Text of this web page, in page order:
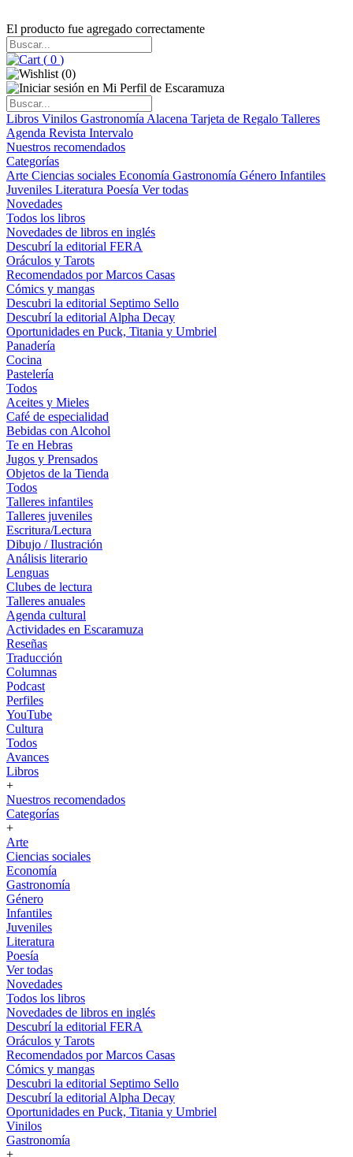
El producto fue agregado correctamente
( 0 )
(0)
Libros Vinilos Gastronomía Alacena Tarjeta de Regalo Talleres
Agenda Revista Intervalo
Nuestros recomendados
Categorías
Arte Ciencias sociales Economía Gastronomía Género Infantiles
Juveniles Literatura Poesía Ver todas
Novedades
Todos los libros
Novedades de libros en inglés
Descubrí la editorial FERA
Oráculos y Tarots
Recomendados por Marcos Casas
Cómics y mangas
Descubri la editorial Septimo Sello
Descubrí la editorial Alpha Decay
Oportunidades en Puck, Titania y Umbriel
Panadería
Cocina
Pastelería
Todos
Aceites y Mieles
Café de especialidad
Bebidas con Alcohol
Te en Hebras
Jugos y Prensados
Objetos de la Tienda
Todos
Talleres infantiles
Talleres juveniles
Escritura/Lectura
Dibujo / Ilustración
Análisis literario
Lenguas
Clubes de lectura
Talleres anuales
Agenda cultural
Actividades en Escaramuza
Reseñas
Traducción
Columnas
Podcast
Perfiles
YouTube
Cultura
Todos
Avances
Libros
+
Nuestros recomendados
Categorías
+
Arte
Ciencias sociales
Economía
Gastronomía
Género
Infantiles
Juveniles
Literatura
Poesía
Ver todas
Novedades
Todos los libros
Novedades de libros en inglés
Descubrí la editorial FERA
Oráculos y Tarots
Recomendados por Marcos Casas
Cómics y mangas
Descubri la editorial Septimo Sello
Descubrí la editorial Alpha Decay
Oportunidades en Puck, Titania y Umbriel
Vinilos
Gastronomía
+